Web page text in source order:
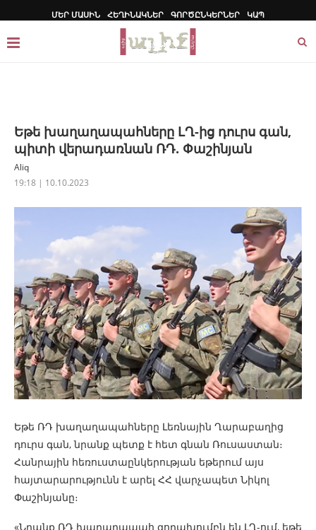
ՄԵՐ ՄԱՍԻՆ ՀԵՂԻՆԱԿՆԵՐ ԳՈՐԾԸՆԿԵՐՆԵՐ ԿԱՊ
Եթե խաղաղապահները ԼՂ-ից դուրս գան,
պիտի վերադառնան ՌԴ. Փաշինյան
Aliq
19:18 | 10.10.2023
Եթե ՌԴ խաղաղապահները Լեռնային Ղարաբաղից
դուրս գան, նրանք պետք է հետ գնան Ռուսաստան։
Հանրային հեռուստաընկերության եթերում այս
հայտարարությունն է արել ՀՀ վարչապետ Նիկոլ
Փաշինյանը։
«Նրանք ՌԴ խաղաղապահ զորախումբն են ԼՂ-ում, եթե